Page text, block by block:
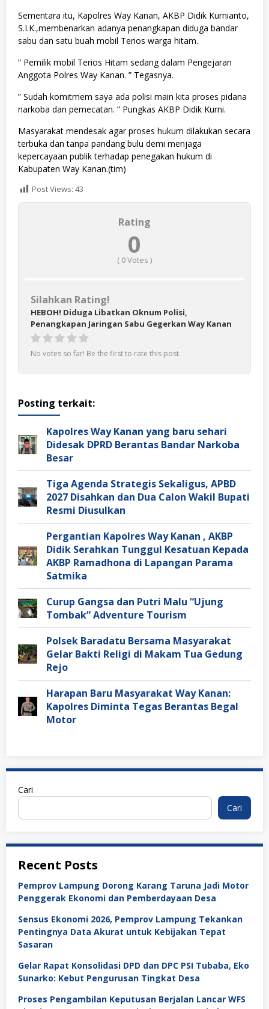
Sementara itu, Kapolres Way Kanan, AKBP Didik Kurnianto,
S.I.K.,membenarkan adanya penangkapan diduga bandar
sabu dan satu buah mobil Terios warga hitam.
” Pemilik mobil Terios Hitam sedang dalam Pengejaran
Anggota Polres Way Kanan. ” Tegasnya.
” Sudah komitmem saya ada polisi main kita proses pidana
narkoba dan pemecatan. ” Pungkas AKBP Didik Kurni.
Masyarakat mendesak agar proses hukum dilakukan secara
terbuka dan tanpa pandang bulu demi menjaga
kepercayaan publik terhadap penegakan hukum di
Kabupaten Way Kanan.(tim)
Post Views: 43
Rating
0
( 0Votes )
Silahkan Rating!
HEBOH! Diduga Libatkan Oknum Polisi,
Penangkapan Jaringan Sabu Gegerkan Way Kanan
No votes so far! Be the first to rate this post.
Posting terkait:
Kapolres Way Kanan yang baru sehari
Didesak DPRD Berantas Bandar Narkoba
Besar
Tiga Agenda Strategis Sekaligus, APBD
2027 Disahkan dan Dua Calon Wakil Bupati
Resmi Diusulkan
Pergantian Kapolres Way Kanan , AKBP
Didik Serahkan Tunggul Kesatuan Kepada
AKBP Ramadhona di Lapangan Parama
Satmika
Curup Gangsa dan Putri Malu “Ujung
Tombak” Adventure Tourism
Polsek Baradatu Bersama Masyarakat
Gelar Bakti Religi di Makam Tua Gedung
Rejo
Harapan Baru Masyarakat Way Kanan:
Kapolres Diminta Tegas Berantas Begal
Motor
Cari
Cari
Recent Posts
Pemprov Lampung Dorong Karang Taruna Jadi Motor
Penggerak Ekonomi dan Pemberdayaan Desa
Sensus Ekonomi 2026, Pemprov Lampung Tekankan
Pentingnya Data Akurat untuk Kebijakan Tepat
Sasaran
Gelar Rapat Konsolidasi DPD dan DPC PSI Tubaba, Eko
Sunarko: Kebut Pengurusan Tingkat Desa
Proses Pengambilan Keputusan Berjalan Lancar WFS